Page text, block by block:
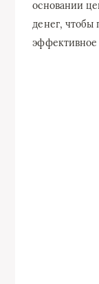
основании
денег, чтобы
эффективное